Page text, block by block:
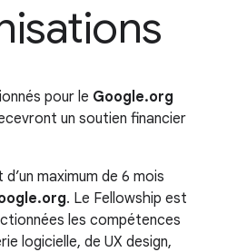
pour le Google.org
un soutien financier
maximum de 6 mois
. Le Fellowship est
les compétences
logicielle, de UX design,